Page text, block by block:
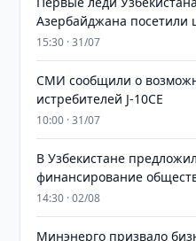
Азербайджана посетили
15:30 · 31/07
СМИ сообщили о
истребителей J-10CE
10:00 · 31/07
В Узбекистане
финансирование
14:30 · 02/08
Минэнерго призвало